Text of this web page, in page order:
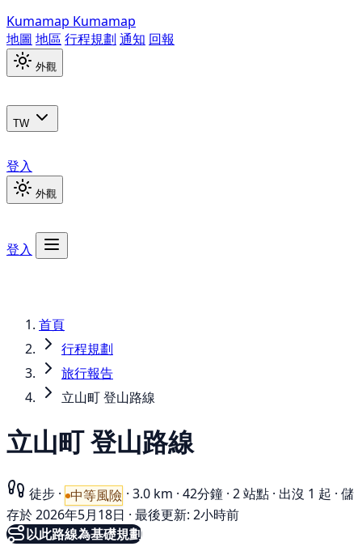
Kumamap Kumamap
地圖 地區 行程規劃 通知 回報
外觀
TW
登入
外觀
登入
首頁
行程規劃
旅行報告
立山町 登山路線
立山町 登山路線
徒步 · 中等風險 · 3.0 km · 42分鐘 · 2 站點 · 出沒 1 起 · 儲
存於 2026年5月18日 · 最後更新: 2小時前
以此路線為基礎規劃